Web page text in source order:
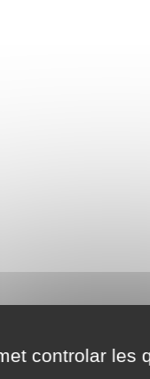
controlar les